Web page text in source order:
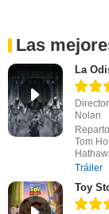
Las
La
Nolan
Tom
Tráiler
Toy